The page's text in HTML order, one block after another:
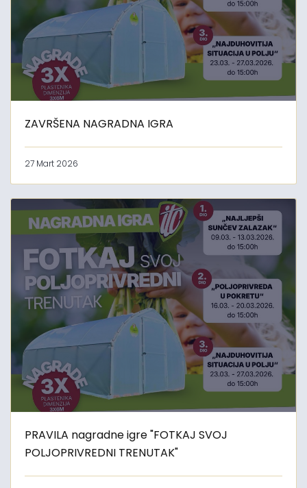
ZAVRŠENA NAGRADNA IGRA
27 Mart 2026
PRAVILA nagradne igre "FOTKAJ SVOJ
POLJOPRIVREDNI TRENUTAK"